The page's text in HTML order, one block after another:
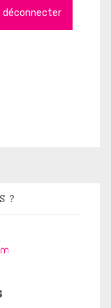
déconnecter
?